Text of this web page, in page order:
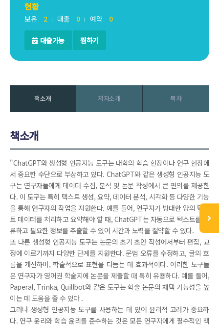
현황
보유 2 대출 0 예약 0
대출가능 찜하기
책소개 저자소개 목차
책소개
"ChatGPT와 생성형 인공지능 도구는 대학의 학습 현장이나 연구 현장에
서 중요한 수단으로 부상하고 있다. ChatGPT와 같은 생성형 인공지능 도
구는 연구자들에게 데이터 수집, 분석 및 논문 작성에서 큰 편의를 제공한
다. 이 도구는 특히 텍스트 생성, 요약, 데이터 분석, 시각화 등 다양한 기능
을 통해 연구자의 작업을 지원한다. 예를 들어, 연구자가 방대한 양의 텍스
트 데이터를 처리하고 요약해야 할 때, ChatGPT는 자동으로 텍스트를 분
류하고 필요한 정보를 추출할 수 있어 시간과 노력을 절약할 수 있다.
또 다른 생성형 인공지능 도구는 논문의 초기 초안 작성에서부터 편집, 교
정에 이르기까지 다양한 단계를 지원한다. 문법 오류를 수정하고, 글의 흐
름을 개선하며, 학술적으로 표현을 다듬는 데 효과적이다. 이러한 도구들
은 연구자가 영어권 학술지에 논문을 제출할 때 특히 유용하다. 예를 들어,
Paperal, Trinka, Quillbot와 같은 도구는 학술 논문의 채택 가능성을 높
이는 데 도움을 줄 수 있다 .
그러나 생성형 인공지능 도구를 사용하는 데 있어 윤리적 고려가 중요하
다. 연구 윤리와 학습 윤리를 준수하는 것은 모든 연구자에게 필수적인 책